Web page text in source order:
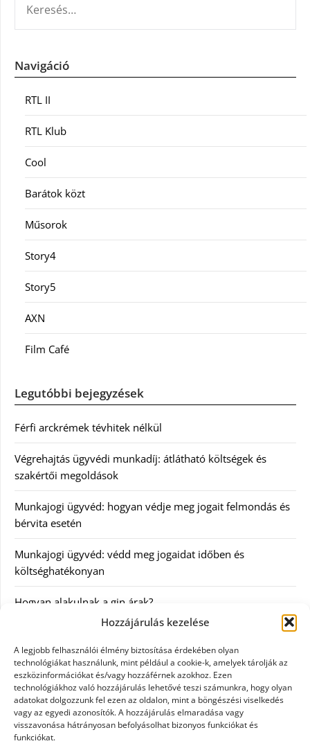
Hozzájárulás kezelése
A legjobb felhasználói élmény biztosítása érdekében olyan
technológiákat használunk, mint például a cookie-k, amelyek tárolják az
eszközinformációkat és/vagy hozzáférnek azokhoz. Ezen
technológiákhoz való hozzájárulás lehetővé teszi számunkra, hogy olyan
adatokat dolgozzunk fel ezen az oldalon, mint a böngészési viselkedés
vagy az egyedi azonosítók. A hozzájárulás elmaradása vagy
visszavonása hátrányosan befolyásolhat bizonyos funkciókat és
funkciókat.
Navigáció
RTL II
RTL Klub
Cool
Barátok közt
Műsorok
Story4
Story5
AXN
Film Café
Legutóbbi bejegyzések
Férfi arckrémek tévhitek nélkül
Végrehajtás ügyvédi munkadíj: átlátható költségek és
szakértői megoldások
Munkajogi ügyvéd: hogyan védje meg jogait felmondás és
bérvita esetén
Munkajogi ügyvéd: védd meg jogaidat időben és
költséghatékonyan
Hogyan alakulnak a gin árak?
Kategóriák
Egészség
Hírek
Internet